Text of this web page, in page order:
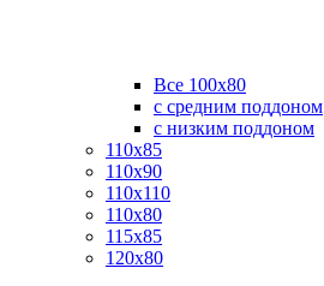
Все 100х80
с средним поддоном
с низким поддоном
110х85
110х90
110х110
110х80
115х85
120х80